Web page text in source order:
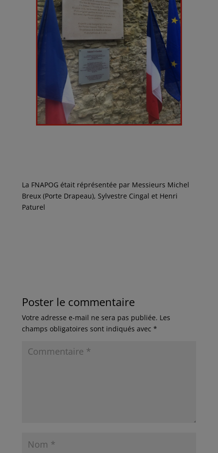
La FNAPOG était réprésentée par Messieurs Michel
Breux (Porte Drapeau), Sylvestre Cingal et Henri
Paturel
Poster le commentaire
Votre adresse e-mail ne sera pas publiée. Les
champs obligatoires sont indiqués avec *